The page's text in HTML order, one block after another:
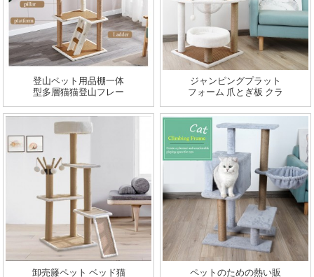
登山ペット用品棚一体
型多層猫猫登山フレー
ム大型猫の木
ジャンピングプラット
フォーム 爪とぎ板 クラ
イミングフレーム ナチ
ュラルラグジュアリー
グレーキャットツリー
卸売籐ペット ベッド猫
ペットのための熱い販